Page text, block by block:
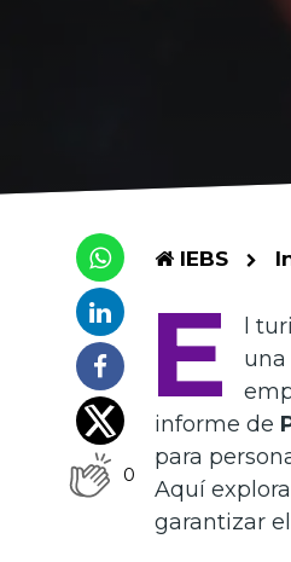
0
IEBS
E
l
informe de
para
Aquí
garantizar